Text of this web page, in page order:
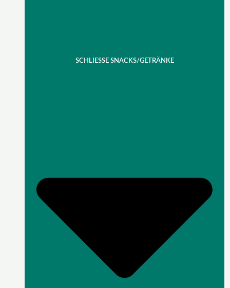
SCHLIESSE SNACKS/GETRÄNKE